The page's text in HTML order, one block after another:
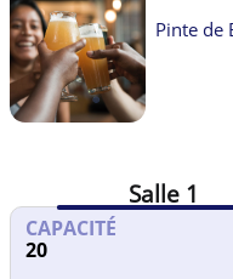
DIMANCHE FerméPinte de
Salle 1
CAPACITÉ
20